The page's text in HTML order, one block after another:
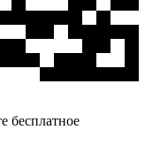
бесплатное